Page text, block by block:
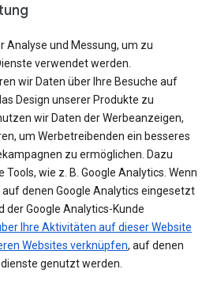
Analyse und Messung, um zu
verwendet werden.
wir Daten über Ihre Besuche auf
Design unserer Produkte zu
wir Daten der Werbeanzeigen,
um Werbetreibenden ein besseres
zu ermöglichen. Dazu
wie z. B. Google Analytics. Wenn
auf denen Google Analytics eingesetzt
der Google Analytics-Kunde
Ihre Aktivitäten auf dieser Website
Websites verknüpfen, auf denen
genutzt werden.